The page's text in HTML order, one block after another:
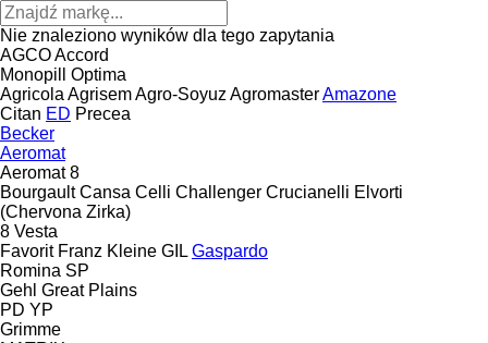
Nie znaleziono wyników dla tego zapytania
AGCOAccord
Monopill
Optima
Agricola AgrisemAgro-Soyuz AgromasterAmazone
Citan ED Precea
Becker
Aeromat
Aeromat 8
Bourgault Cansa Celli Challenger Crucianelli Elvorti
(Chervona Zirka)
8 Vesta
Favorit Franz Kleine GIL Gaspardo
Romina SP
Gehl Great Plains
PD YP
Grimme